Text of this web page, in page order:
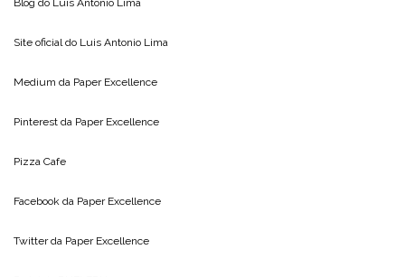
Blog do Luis Antonio Lima
Site oficial do Luis Antonio Lima
Medium da Paper Excellence
Pinterest da Paper Excellence
Pizza Cafe
Facebook da Paper Excellence
Twitter da Paper Excellence